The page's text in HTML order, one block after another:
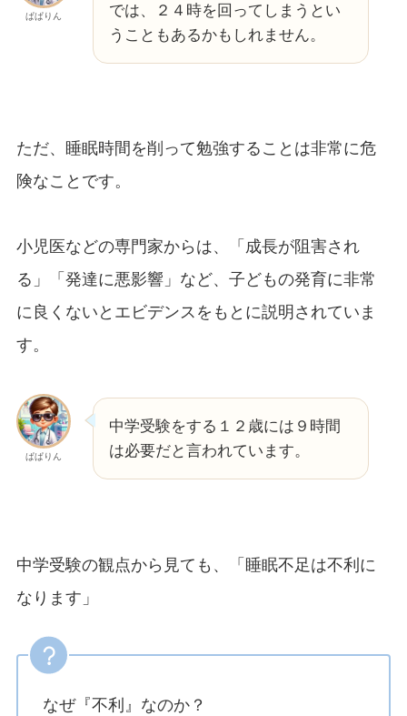
ぱぱりん
では、２４時を回ってしまうとい
うこともあるかもしれません。
ただ、睡眠時間を削って勉強することは非常に危
険なことです。
小児医などの専門家からは、「成長が阻害され
る」「発達に悪影響」など、子どもの発育に非常
に良くないとエビデンスをもとに説明されていま
す。
ぱぱりん
中学受験をする１２歳には９時間
は必要だと言われています。
中学受験の観点から見ても、「睡眠不足は不利に
なります」
なぜ『不利』なのか？